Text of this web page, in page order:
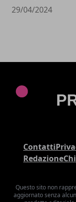
29/04/2024
Contatti
Redazione
Questo sito non
aggiornato senza